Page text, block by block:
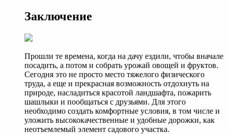
Заключение
Прошли те времена, когда на дачу ездили, чтобы вначале
посадить, а потом и собрать урожай овощей и фруктов.
Сегодня это не просто место тяжелого физического
труда, а еще и прекрасная возможность отдохнуть на
природе, насладиться красотой ландшафта, пожарить
шашлыки и пообщаться с друзьями. Для этого
необходимо создать комфортные условия, в том числе и
уложить высококачественные и удобные дорожки, как
неотъемлемый элемент садового участка.